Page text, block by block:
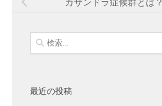
カサンドラ症候群とは？
検
索:
最近の投稿